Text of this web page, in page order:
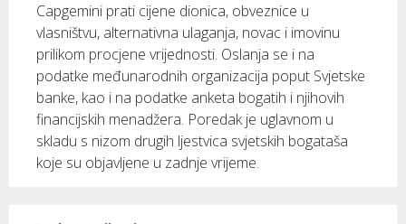
Capgemini prati cijene dionica, obveznice u
vlasništvu, alternativna ulaganja, novac i imovinu
prilikom procjene vrijednosti. Oslanja se i na
podatke međunarodnih organizacija poput Svjetske
banke, kao i na podatke anketa bogatih i njihovih
financijskih menadžera. Poredak je uglavnom u
skladu s nizom drugih ljestvica svjetskih bogataša
koje su objavljene u zadnje vrijeme.